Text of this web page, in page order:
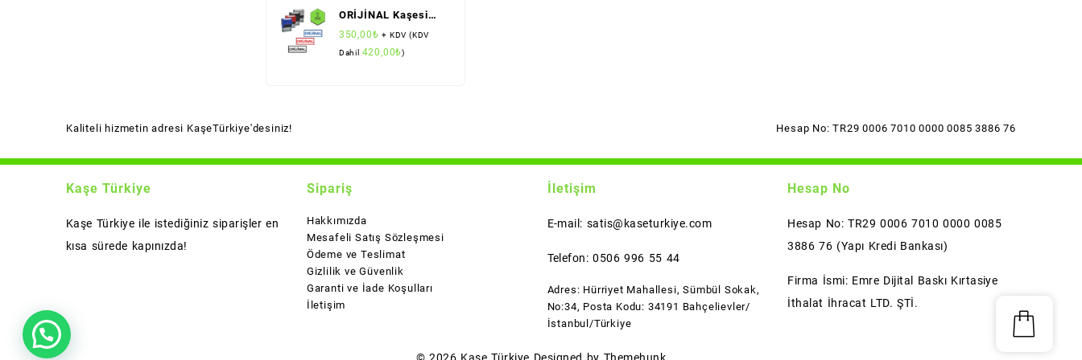
ORİJİNAL Kaşesi
(Standart Boy)
(Sırdaş)
350,00₺ + KDV (KDV
Dahil 420,00₺)
Kaliteli hizmetin adresi KaşeTürkiye'desiniz! Hesap No: TR29 0006 7010 0000 0085 3886 76
Kaşe Türkiye
Kaşe Türkiye ile istediğiniz siparişler en
kısa sürede kapınızda!
Sipariş
Hakkımızda
Mesafeli Satış Sözleşmesi
Ödeme ve Teslimat
Gizlilik ve Güvenlik
Garanti ve İade Koşulları
İletişim
İletişim
E-mail: satis@kaseturkiye.com
Telefon: 0506 996 55 44
Adres: Hürriyet Mahallesi, Sümbül Sokak,
No:34, Posta Kodu: 34191 Bahçelievler/
İstanbul/Türkiye
Hesap No
Hesap No: TR29 0006 7010 0000 0085
3886 76 (Yapı Kredi Bankası)
Firma İsmi: Emre Dijital Baskı Kırtasiye
İthalat İhracat LTD. ŞTİ.